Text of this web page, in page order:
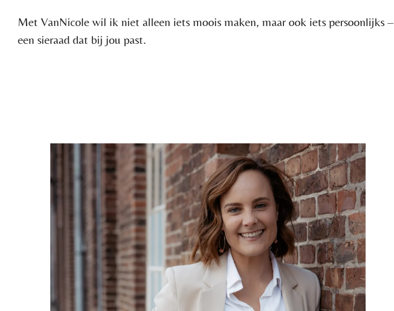
Met VanNicole wil ik niet alleen iets moois maken, maar ook iets persoonlijks –
een sieraad dat bij jou past.